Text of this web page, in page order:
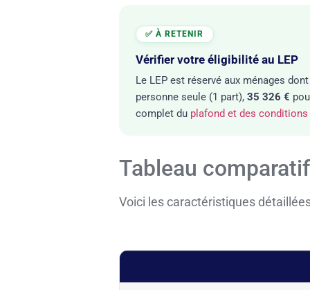
Vérifier votre éligibilité au LEP
Le LEP est réservé aux ménages
personne seule (1 part), 35 326 €
complet du plafond et des conditions
Tableau
Voici les caractéristiques